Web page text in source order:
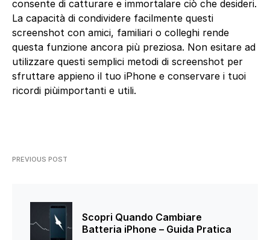
consente di catturare e immortalare ciò che desideri.
La capacità di condividere facilmente questi
screenshot con amici, familiari o colleghi rende
questa funzione ancora più preziosa. Non esitare ad
utilizzare questi semplici metodi di screenshot per
sfruttare appieno il tuo iPhone e conservare i tuoi
ricordi piùimportanti e utili.
PREVIOUS POST
Scopri Quando Cambiare
Batteria iPhone – Guida Pratica